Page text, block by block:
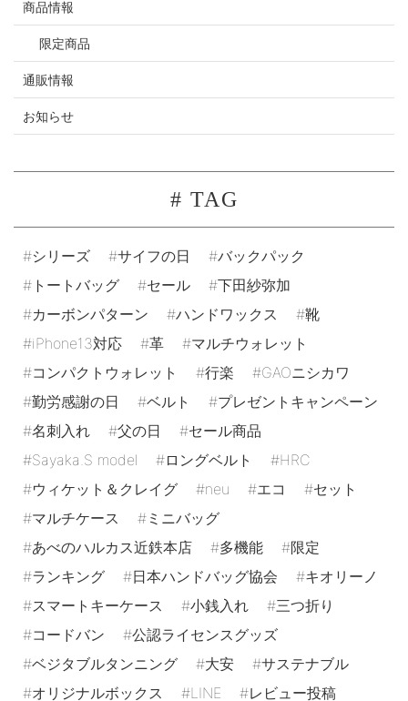
商品情報
限定商品
通販情報
お知らせ
# TAG
シリーズ サイフの日
バックパック
トートバッグ
セール
下田紗弥加
カーボンパターン
ハンドワックス
靴
iPhone13対応
革
マルチウォレット
コンパクトウォレット
行楽
GAOニシカワ
勤労感謝の日
ベルト
プレゼントキャンペーン
名刺入れ
父の日
セール商品
Sayaka.S model
ロングベルト
HRC
ウィケット＆クレイグ
neu エコ
セット
マルチケース
ミニバッグ
あべのハルカス近鉄本店
多機能
限定
ランキング
日本ハンドバッグ協会
キオリーノ
スマートキーケース
小銭入れ
三つ折り
コードバン
公認ライセンスグッズ
ベジタブルタンニング
大安
サステナブル
オリジナルボックス
LINE
レビュー投稿